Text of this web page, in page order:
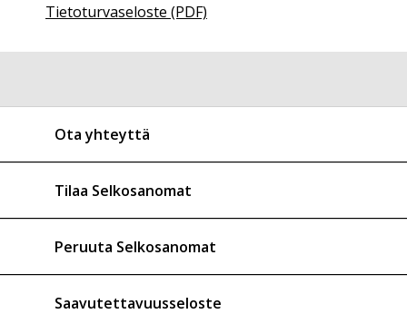
Tietoturvaseloste (PDF)
Ota yhteyttä
Tilaa Selkosanomat
Peruuta Selkosanomat
Saavutettavuusseloste